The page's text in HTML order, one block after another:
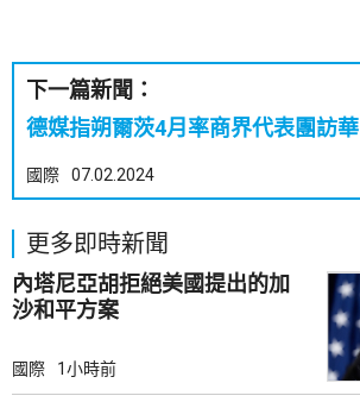
下一篇新聞：
德媒指朔爾茨4月率商界代表團訪華
國際 07.02.2024
更多即時新聞
內塔尼亞胡拒絕美國提出的加
沙和平方案
國際 1小時前